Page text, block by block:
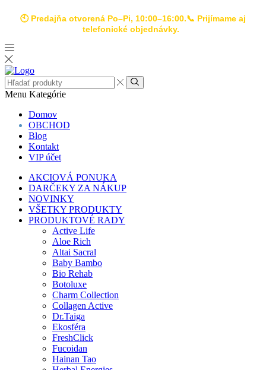
🕙 Predajňa otvorená Po–Pi, 10:00–16:00.📞 Prijímame aj
telefonické objednávky.
Menu Kategórie
Domov
OBCHOD
Blog
Kontakt
VIP účet
AKCIOVÁ PONUKA
DARČEKY ZA NÁKUP
NOVINKY
VŠETKY PRODUKTY
PRODUKTOVÉ RADY
Active Life
Aloe Rich
Altai Sacral
Baby Bambo
Bio Rehab
Botoluxe
Charm Collection
Collagen Active
Dr.Taiga
Ekosféra
FreshClick
Fucoidan
Hainan Tao